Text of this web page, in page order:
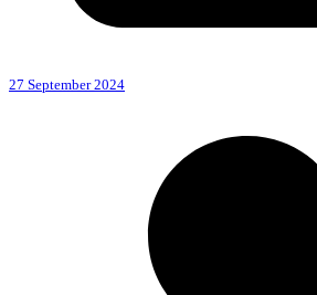
27 September 2024